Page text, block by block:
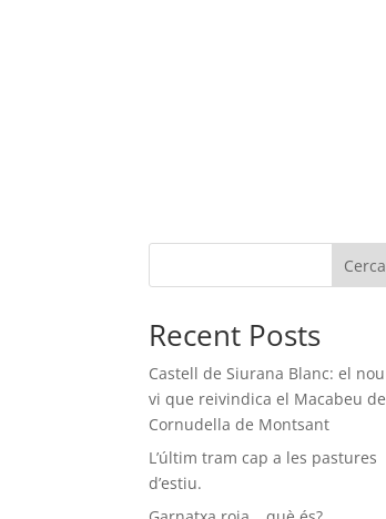
Cerca
Recent Posts
Castell de Siurana Blanc: el nou
vi que reivindica el Macabeu de
Cornudella de Montsant
L’últim tram cap a les pastures
d’estiu.